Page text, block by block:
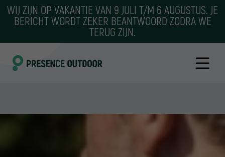
WIJ ZIJN OP VAKANTIE VAN 9 JULI T/M 6 AUGUSTUS. JE
BERICHT WORDT ZEKER BEANTWOORD ZODRA WE
TERUG ZIJN.